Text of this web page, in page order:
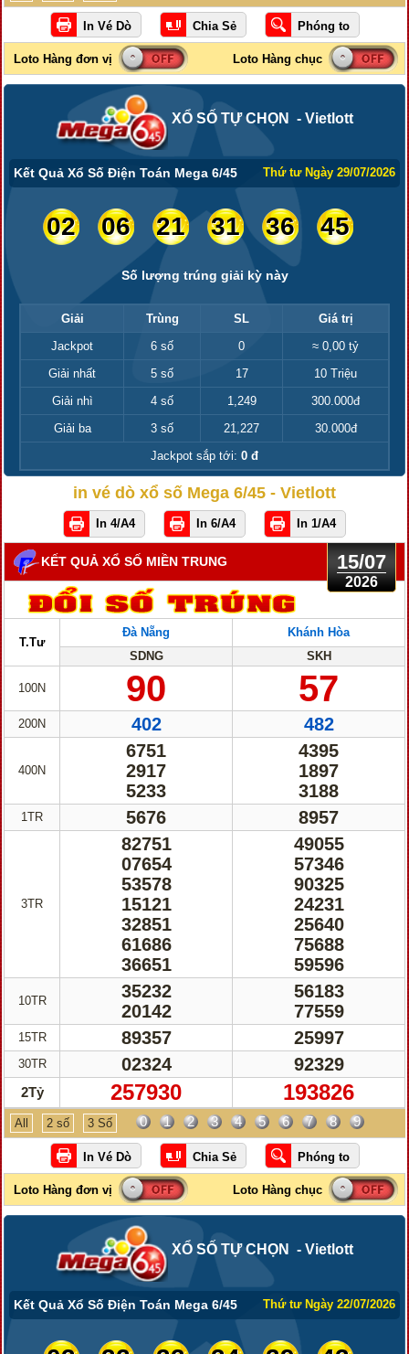
XỔ SỐ TỰ CHỌN - Vietlott
Kết Quả Xổ Số Điện Toán Mega 6/45 Thứ tư Ngày 29/07/2026
02 06 21 31 36 45
Số lượng trúng giải kỳ này
Giải Trùng SL
Giá trị
Jackpot
6 số 0
≈ 0,00 tỷ
Giải nhất
5 số 17
10 Triệu
Giải nhì
4 số 1,249
300.000đ
Giải ba
3 số 21,227
30.000đ
Jackpot sắp tới: 0 đ
in vé dò xổ số Mega 6/45 - Vietlott
In 4/A4 In 6/A4 In 1/A4
KẾT QUẢ XỔ SỐ MIỀN TRUNG 15/07
2026
T.Tư
100N
200N
400N
1TR
3TR
10TR
15TR
30TR
2Tỷ
Đà Nẵng
SDNG
90
402
6751
2917
5233
5676
82751
07654
53578
15121
32851
61686
36651
35232
20142
89357
02324
257930
Khánh Hòa
SKH
57
482
4395
1897
3188
8957
49055
57346
90325
24231
25640
75688
59596
56183
77559
25997
92329
193826
All 2 số 3 Số 0 1 2 3 4 5 6 7 8 9
XỔ SỐ TỰ CHỌN - Vietlott
Kết Quả Xổ Số Điện Toán Mega 6/45 Thứ tư Ngày 22/07/2026